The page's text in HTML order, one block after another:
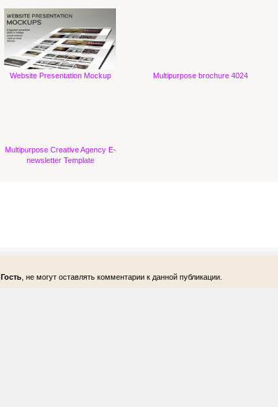
Website Presentation Mockup Multipurpose brochure 4024
Multipurpose Creative Agency E-
newsletter Template
Гость, не могут оставлять комментарии к данной публикации.